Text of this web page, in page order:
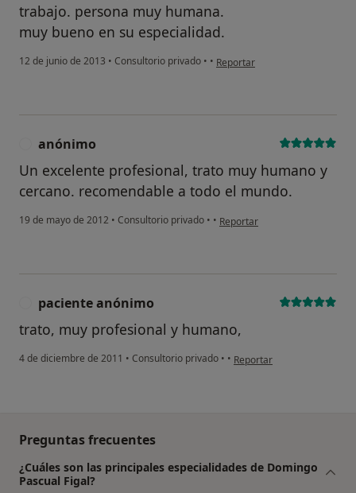
trabajo. persona muy humana.
muy bueno en su especialidad.
12 de junio de 2013 • Consultorio privado • • en opinión del usuario anónimo
Reportar
anónimo
Un excelente profesional, trato muy humano y
cercano. recomendable a todo el mundo.
19 de mayo de 2012 • Consultorio privado • • en opinión del usuario
Reportar
paciente anónimo
trato, muy profesional y humano,
4 de diciembre de 2011 • Consultorio privado • • en opinión del usuario
Reportar
Preguntas frecuentes
¿Cuáles son las principales especialidades de Domingo
Pascual Figal?